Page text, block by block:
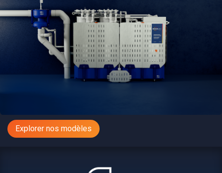
Explorer nos modèles